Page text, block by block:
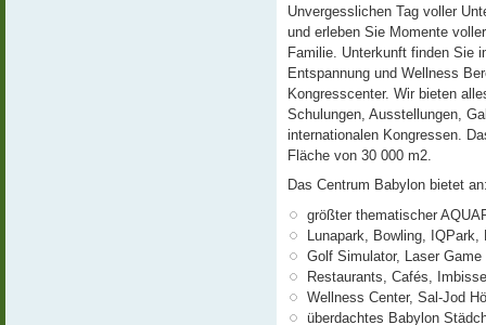
Unvergesslichen Tag voller
und erleben Sie Momente
Familie. Unterkunft finden Sie
Entspannung und Wellness
Kongresscenter. Wir bieten
Schulungen, Ausstellungen,
internationalen Kongressen.
Fläche von 30 000 m2.
Das Centrum Babylon bietet
größter thematischer
Lunapark, Bowling, IQPark,
Golf Simulator, Laser Game
Restaurants, Cafés, Imbisse
Wellness Center, Sal-Jod
überdachtes Babylon